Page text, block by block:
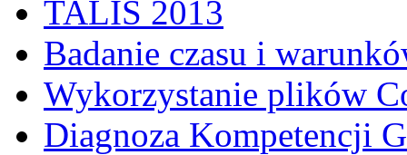
TALIS 2013
Badanie czasu i
Wykorzystanie plików
Diagnoza Kompetencji